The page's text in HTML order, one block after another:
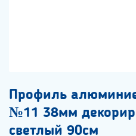
Профиль
№11 38мм
светлый 90см